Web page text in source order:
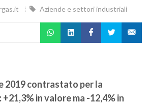
Aziende e settori industriali
2019 contrastato per la
in valore ma -12,4% in